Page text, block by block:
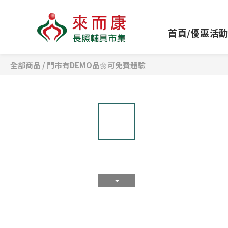
首頁/優惠活動
全部商品 /門市有DEMO品🌼可免費體驗